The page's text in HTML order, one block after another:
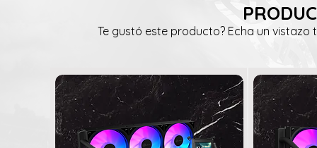
Te gustó este producto? Echa un